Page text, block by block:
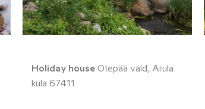
Holiday house Otepää vald, Arula
küla 67411